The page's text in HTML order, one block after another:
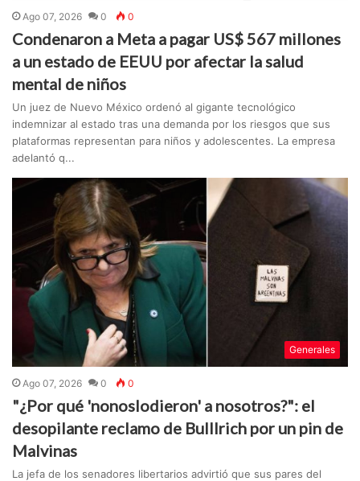
Ago 07, 2026 0 0
Condenaron a Meta a pagar US$ 567 millones
a un estado de EEUU por afectar la salud
mental de niños
Un juez de Nuevo México ordenó al gigante tecnológico
indemnizar al estado tras una demanda por los riesgos que sus
plataformas representan para niños y adolescentes. La empresa
adelantó q...
Generales
Ago 07, 2026 0 0
"¿Por qué 'nonoslodieron' a nosotros?": el
desopilante reclamo de Bulllrich por un pin de
Malvinas
La jefa de los senadores libertarios advirtió que sus pares del